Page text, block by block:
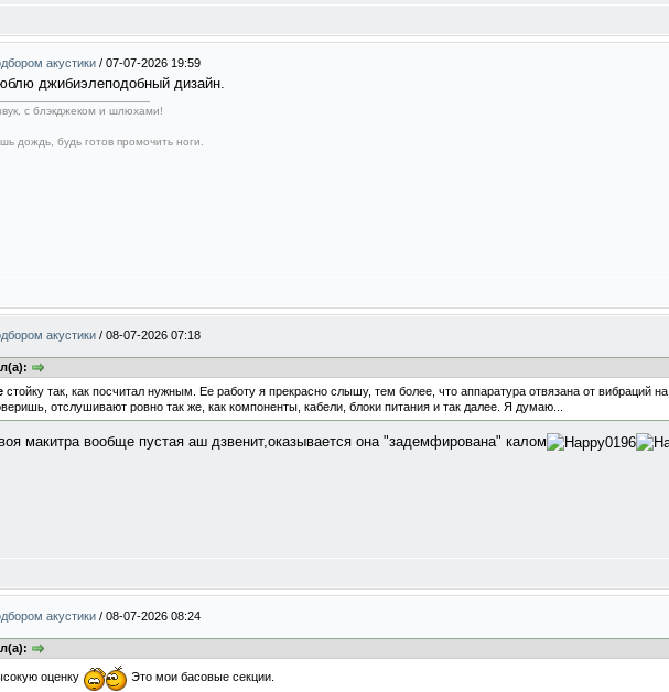
акустики / 07-07-2026 19:59
джибиэлеподобный дизайн.
с блэкджеком и шлюхами!
дождь, будь готов промочить ноги.
акустики / 08-07-2026 07:18
стойку так, как посчитал нужным. Ее работу я прекрасно слышу, тем более, что аппаратура отвязана от вибраций
отслушивают ровно так же, как компоненты, кабели, блоки питания и так далее. Я думаю...
макитра вообще пустая аш дзвенит,оказывается она "задемфирована" калом
акустики / 08-07-2026 08:24
оценку
Это мои басовые секции.